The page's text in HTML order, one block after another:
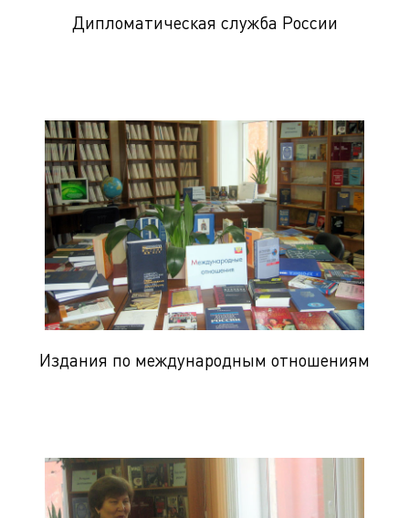
Дипломатическая служба России
Издания по международным отношениям